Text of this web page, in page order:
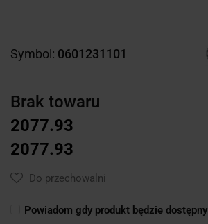
Symbol: 0601231101
Brak towaru
2077.93
2077.93
Do przechowalni
Powiadom gdy produkt będzie dostępny